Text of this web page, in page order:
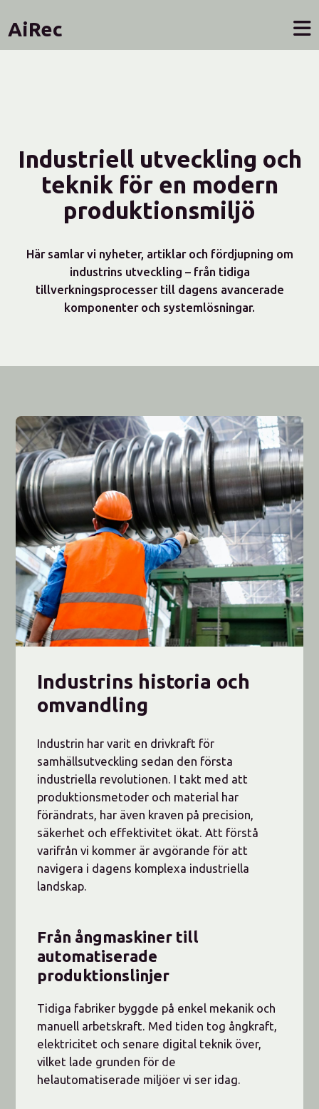
AiRec
Industriell utveckling och
teknik för en modern
produktionsmiljö
Här samlar vi nyheter, artiklar och fördjupning om
industrins utveckling – från tidiga
tillverkningsprocesser till dagens avancerade
komponenter och systemlösningar.
Industrins historia och
omvandling
Industrin har varit en drivkraft för
samhällsutveckling sedan den första
industriella revolutionen. I takt med att
produktionsmetoder och material har
förändrats, har även kraven på precision,
säkerhet och effektivitet ökat. Att förstå
varifrån vi kommer är avgörande för att
navigera i dagens komplexa industriella
landskap.
Från ångmaskiner till
automatiserade
produktionslinjer
Tidiga fabriker byggde på enkel mekanik och
manuell arbetskraft. Med tiden tog ångkraft,
elektricitet och senare digital teknik över,
vilket lade grunden för de
helautomatiserade miljöer vi ser idag.